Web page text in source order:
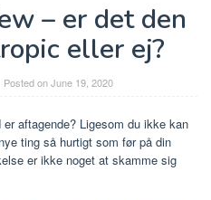
– er det den
eller ej?
Posted onJune 19, 2020
aftagende? Ligesom du ikke kan
ting så hurtigt som før på din
er ikke noget at skamme sig